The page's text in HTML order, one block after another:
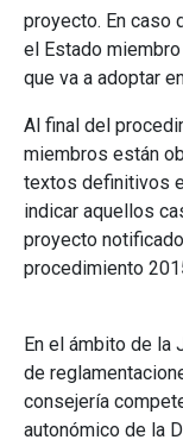
proyecto. En caso
el Estado
que va a adoptar
Al final del
miembros están
textos definitivos
indicar aquellos
proyecto
procedimiento
En el ámbito de la
de
consejería
autonómico de la